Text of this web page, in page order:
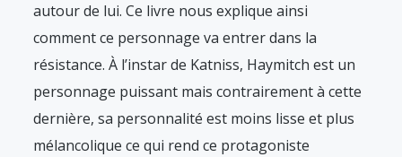
autour de lui. Ce livre nous explique ainsi
comment ce personnage va entrer dans la
résistance. À l’instar de Katniss, Haymitch est un
personnage puissant mais contrairement à cette
dernière, sa personnalité est moins lisse et plus
mélancolique ce qui rend ce protagoniste